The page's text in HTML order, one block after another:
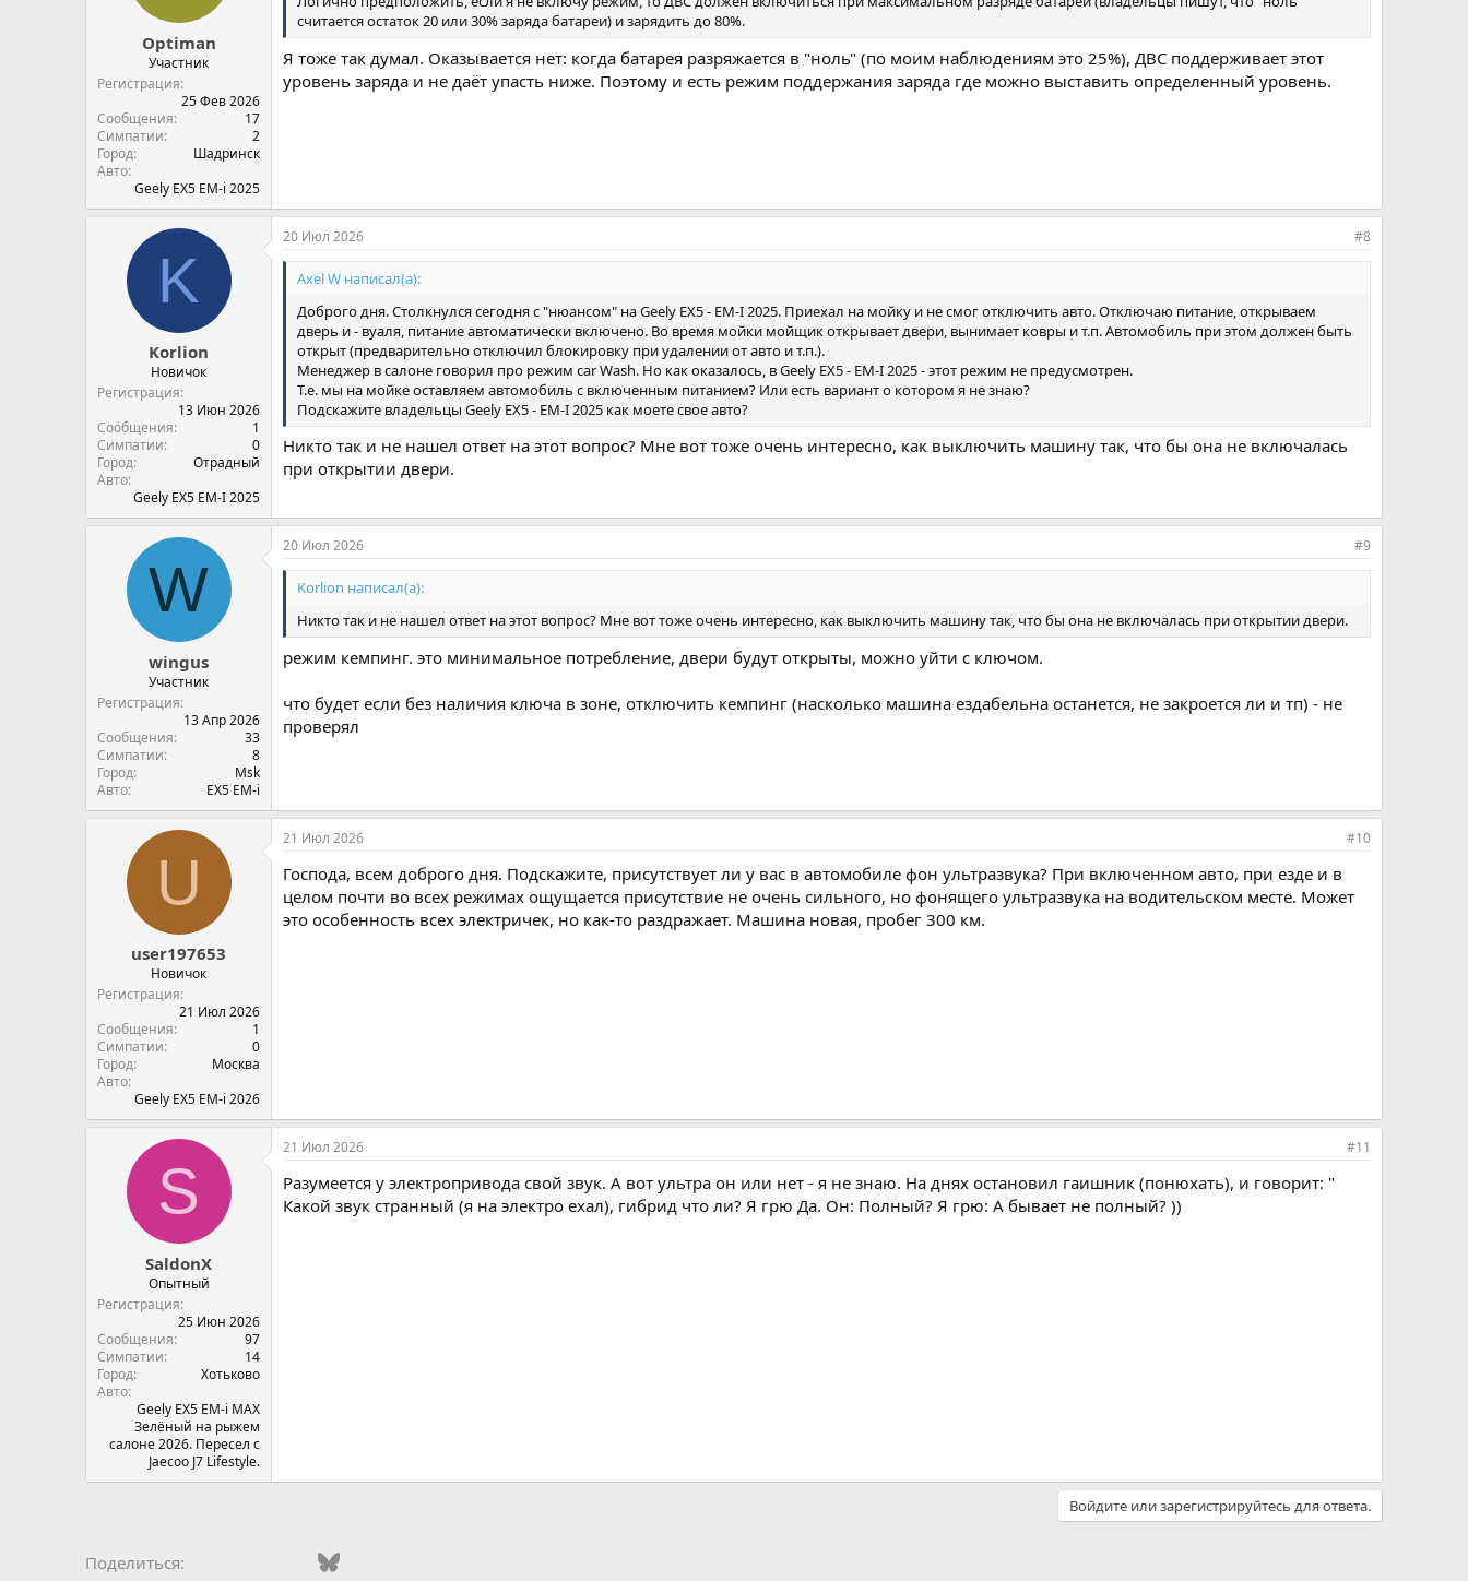
Optiman
Участник
Регистрация
25 Фев 2026
Сообщения
17
Симпатии
2
Город
Шадринск
Авто
Geely EX5 EM-i 2025
считается остаток 20 или 30% заряда батареи) и зарядить до 80%.
Я тоже так думал. Оказывается нет: когда батарея разряжается в "ноль" (по моим наблюдениям это 25%), ДВС поддерживает этот
уровень заряда и не даёт упасть ниже. Поэтому и есть режим поддержания заряда где можно выставить определенный уровень.
K
Korlion
Новичок
Регистрация
13 Июн 2026
Сообщения
1
Симпатии
0
Город
Отрадный
Авто
Geely EX5 EM-I 2025
20 Июл 2026 #8
Axel W написал(а):
Доброго дня. Столкнулся сегодня с "нюансом" на Geely EX5 - EM-I 2025. Приехал на мойку и не смог отключить авто. Отключаю питание, открываем
дверь и - вуаля, питание автоматически включено. Во время мойки мойщик открывает двери, вынимает ковры и т.п. Автомобиль при этом должен быть
открыт (предварительно отключил блокировку при удалении от авто и т.п.).
Менеджер в салоне говорил про режим car Wash. Но как оказалось, в Geely EX5 - EM-I 2025 - этот режим не предусмотрен.
Т.е. мы на мойке оставляем автомобиль с включенным питанием? Или есть вариант о котором я не знаю?
Подскажите владельцы Geely EX5 - EM-I 2025 как моете свое авто?
Никто так и не нашел ответ на этот вопрос? Мне вот тоже очень интересно, как выключить машину так, что бы она не включалась
при открытии двери.
W
wingus
Участник
Регистрация
13 Апр 2026
Сообщения
33
Симпатии
8
Город
Msk
Авто
EX5 EM-i
20 Июл 2026 #9
Korlion написал(а):
Никто так и не нашел ответ на этот вопрос? Мне вот тоже очень интересно, как выключить машину так, что бы она не включалась при открытии двери.
режим кемпинг. это минимальное потребление, двери будут открыты, можно уйти с ключом.
что будет если без наличия ключа в зоне, отключить кемпинг (насколько машина ездабельна останется, не закроется ли и тп) - не
проверял
U
user197653
Новичок
Регистрация
21 Июл 2026
Сообщения
1
Симпатии
0
Город
Москва
Авто
Geely EX5 EM-i 2026
21 Июл 2026 #10
Господа, всем доброго дня. Подскажите, присутствует ли у вас в автомобиле фон ультразвука? При включенном авто, при езде и в
целом почти во всех режимах ощущается присутствие не очень сильного, но фонящего ультразвука на водительском месте. Может
это особенность всех электричек, но как-то раздражает. Машина новая, пробег 300 км.
S
SaldonX
Опытный
Регистрация
25 Июн 2026
Сообщения
97
Симпатии
14
Город
Хотьково
Авто
Geely EX5 EM-i MAX
Зелёный на рыжем
салоне 2026. Пересел с
Jaecoo J7 Lifestyle.
21 Июл 2026 #11
Разумеется у электропривода свой звук. А вот ультра он или нет - я не знаю. На днях остановил гаишник (понюхать), и говорит: "
Какой звук странный (я на электро ехал), гибрид что ли? Я грю Да. Он: Полный? Я грю: А бывает не полный? ))
Войдите или зарегистрируйтесь для ответа.
Поделиться: Odnoklassniki
Mail.ruBluesky